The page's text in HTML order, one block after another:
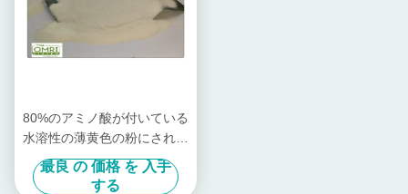
80%のアミノ酸が付いている
水溶性の薄黄色の粉にされた
魚蛋白質肥料
最良 の 価格 を 入手
する